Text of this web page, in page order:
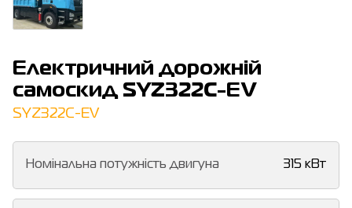
Електричний дорожній
самоскид SYZ322C-EV
SYZ322C-EV
Номінальна потужність двигуна 315 кВт